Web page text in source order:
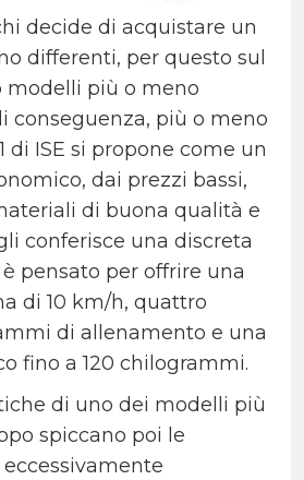
decide di acquistare un
differenti, per questo sul
modelli più o meno
conseguenza, più o meno
di ISE si propone come un
dai prezzi bassi,
di buona qualità e
conferisce una discreta
pensato per offrire una
di 10 km/h, quattro
di allenamento e una
fino a 120 chilogrammi.
di uno dei modelli più
spiccano poi le